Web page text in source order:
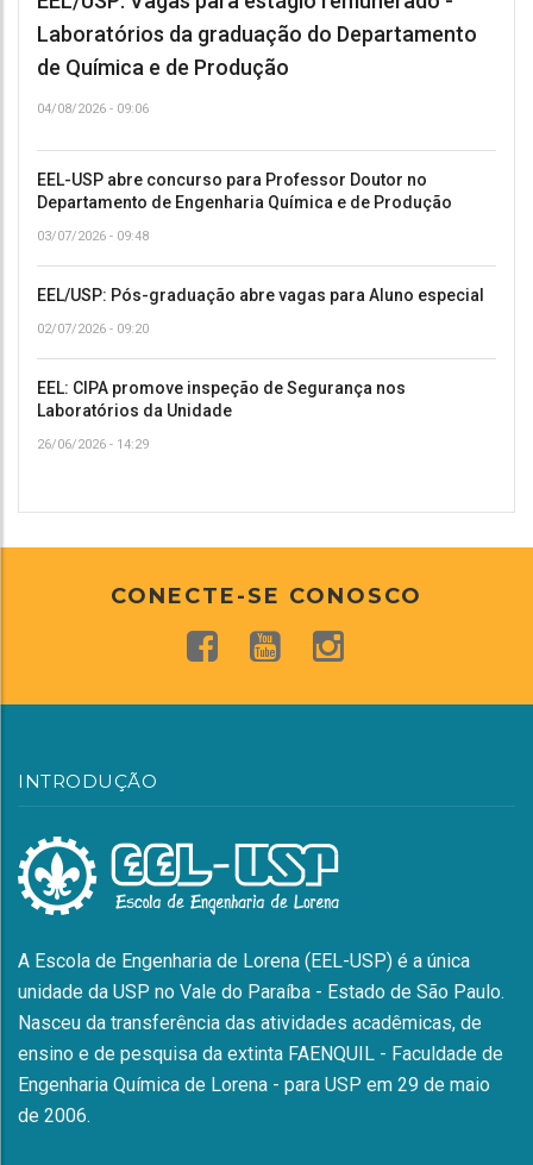
Laboratórios da graduação do Departamento
de Química e de Produção
04/08/2026 - 09:06
EEL-USP abre concurso para Professor Doutor no
Departamento de Engenharia Química e de Produção
03/07/2026 - 09:48
EEL/USP: Pós-graduação abre vagas para Aluno especial
02/07/2026 - 09:20
EEL: CIPA promove inspeção de Segurança nos
Laboratórios da Unidade
26/06/2026 - 14:29
CONECTE-SE CONOSCO
INTRODUÇÃO
A Escola de Engenharia de Lorena (EEL-USP) é a única
unidade da USP no Vale do Paraíba - Estado de São Paulo.
Nasceu da transferência das atividades acadêmicas, de
ensino e de pesquisa da extinta FAENQUIL - Faculdade de
Engenharia Química de Lorena - para USP em 29 de maio
de 2006.